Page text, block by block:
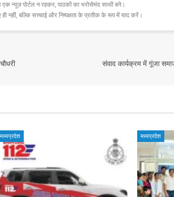
न्यूज़ पोर्टल न रहकर, पाठकों का भरोसेमंद साथी बने।
नहीं, बल्कि सच्चाई और निष्पक्षता के प्रतीक के रूप में याद करें।
संवाद कार्यक्रम में गूंजा
मध्यप्रदेश मध्यप्रदेश